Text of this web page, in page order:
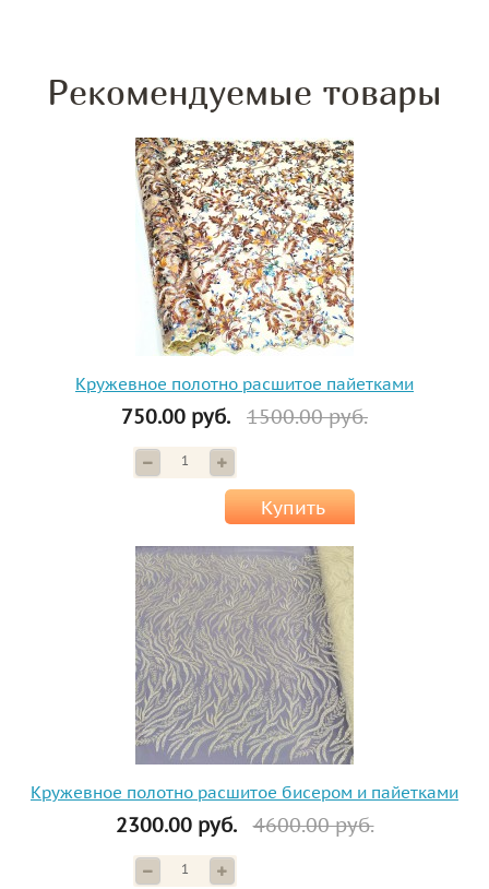
Рекомендуемые товары
Кружевное полотно расшитое пайетками
750.00 руб. 1500.00 руб.
Купить
Кружевное полотно расшитое бисером и пайетками
2300.00 руб. 4600.00 руб.